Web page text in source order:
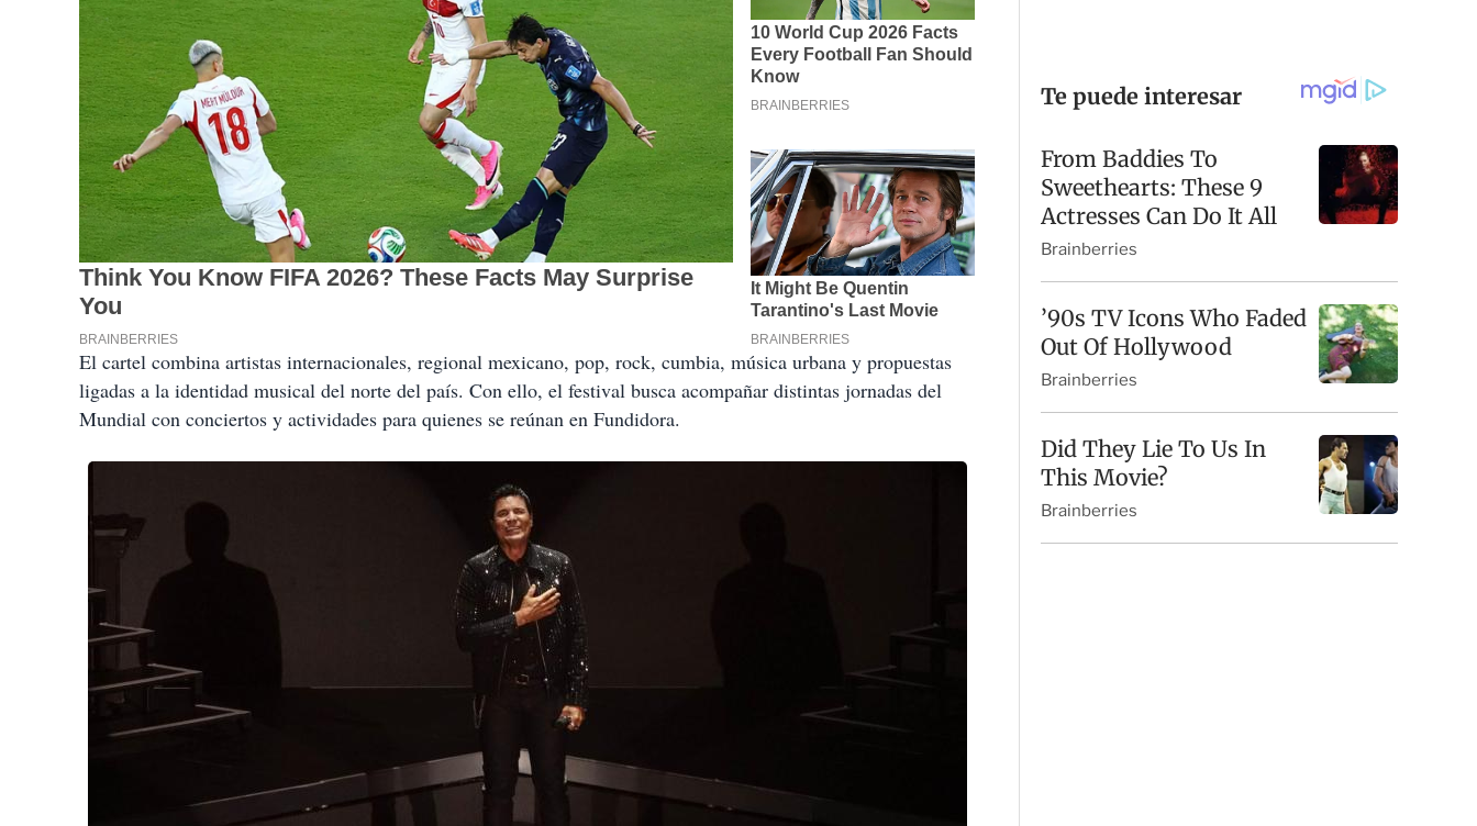
El cartel combina artistas internacionales, regional mexicano, pop, rock, cumbia, música urbana y propuestas
ligadas a la identidad musical del norte del país. Con ello, el festival busca acompañar distintas jornadas del
Mundial con conciertos y actividades para quienes se reúnan en Fundidora.